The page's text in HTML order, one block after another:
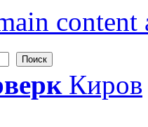
content
Киров